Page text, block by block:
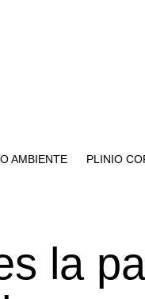
AMBIENTE PLINIO
la